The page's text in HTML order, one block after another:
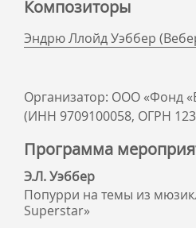
Композиторы
Эндрю Ллойд Уэббер
Организатор: ООО «Фонд
(ИНН 9709100058, ОГРН
Программа
Э.Л. Уэббер
Попурри на темы из
Superstar»